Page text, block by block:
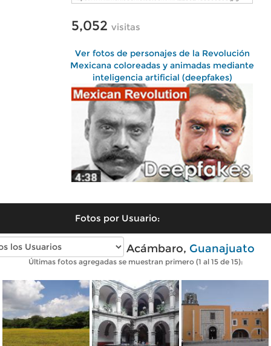
5,052 visitas
Ver fotos de personajes de la Revolución
Mexicana coloreadas y animadas mediante
inteligencia artificial (deepfakes)
Fotos por Usuario:
Fotos modernas de Acámbaro, Guanajuato
Últimas fotos agregadas se muestran primero (1 al 15 de 15):